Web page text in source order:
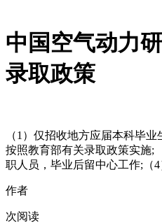
中国空气动力
录取政策
（1）仅招收地方应届本科毕
按照教育部有关录取政策实施;
职人员，毕业后留中心工作;（
作者
次阅读